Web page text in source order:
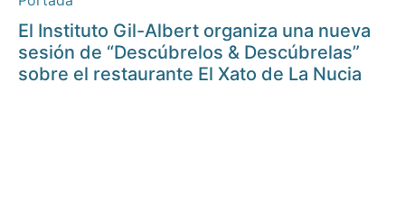
El Instituto Gil-Albert organiza una nueva
sesión de “Descúbrelos & Descúbrelas”
sobre el restaurante El Xato de La Nucia